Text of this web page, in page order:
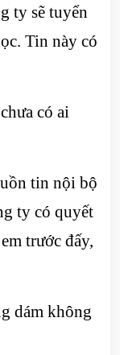
ty sẽ tuyển
Tin này có
có ai
tin nội bộ
ty có quyết
trước đấy,
dám không